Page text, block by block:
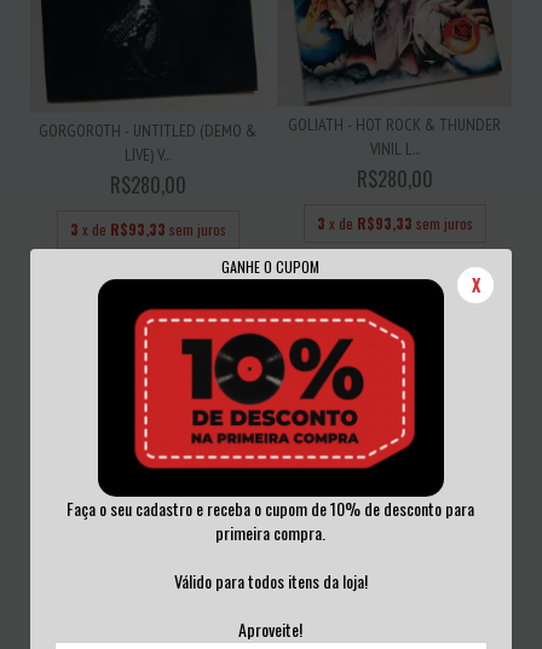
GANHE O CUPOM
X
Faça o seu cadastro e receba o cupom de 10% de desconto para
primeira compra.
Válido para todos itens da loja!
Aproveite!
GORGOROTH - UNTITLED (DEMO &
LIVE) V...
R$280,00
3 x de R$93,33 sem juros
GOLIATH - HOT ROCK & THUNDER
VINIL L...
R$280,00
3 x de R$93,33 sem juros
BLASPHEMOPHAGHER - THE III
R$200,00
ACIDENTE - GUERRA CIVIL VINIL
R$200,00